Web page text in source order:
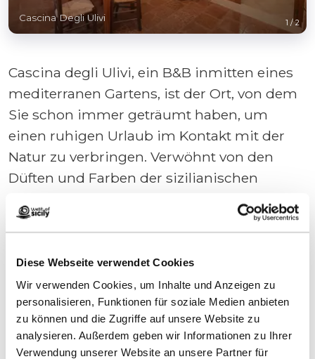
Diese Webseite verwendet Cookies
Wir verwenden Cookies, um Inhalte und Anzeigen zu
personalisieren, Funktionen für soziale Medien anbieten
zu können und die Zugriffe auf unsere Website zu
analysieren. Außerdem geben wir Informationen zu Ihrer
Verwendung unserer Website an unsere Partner für
Cascina Degli Ulivi 1 /2
Cascina degli Ulivi, ein B&B inmitten eines
mediterranen Gartens, ist der Ort, von dem
Sie schon immer geträumt haben, um
einen ruhigen Urlaub im Kontakt mit der
Natur zu verbringen. Verwöhnt von den
Düften und Farben der sizilianischen
Atmosphäre ihrer Landschaft, hingerissen
Strände und der Entspannung ihres
Swimmingpools werden Sie sich sofort am
richtigen Ort fühlen … Der herzliche
Empfang von Barbara und Nino wird den
Rest erledigen! Sie werden feststellen,...